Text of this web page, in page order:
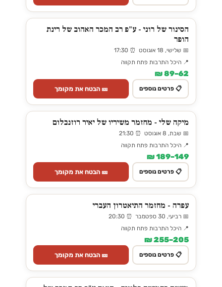
הסינור של רוני - ע"פ רב המכר האהוב של רינת
הופר
📅 שלישי, 18 אוגוסט ⏰ 17:30
📍 היכל התרבות פתח תקווה
62–89 ₪
📋 פרטים נוספים 🎫 הבטח את מקומך
מיקה שלי - מחזמר משיריו של יאיר רוזנבלום
📅 שבת, 8 אוגוסט ⏰ 21:30
📍 היכל התרבות פתח תקווה
149–189 ₪
📋 פרטים נוספים 🎫 הבטח את מקומך
עפרה - מחזמר התיאטרון העברי
📅 רביעי, 30 ספטמבר ⏰ 20:30
📍 היכל התרבות פתח תקווה
205–255 ₪
📋 פרטים נוספים 🎫 הבטח את מקומך